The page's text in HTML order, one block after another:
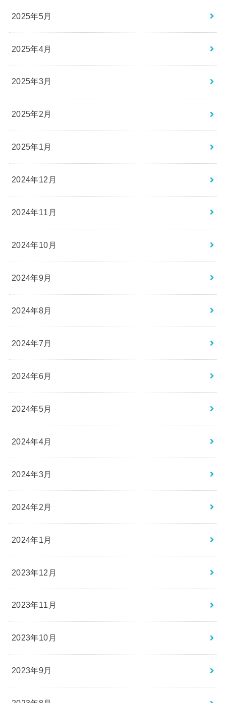
2025年5月
2025年4月
2025年3月
2025年2月
2025年1月
2024年12月
2024年11月
2024年10月
2024年9月
2024年8月
2024年7月
2024年6月
2024年5月
2024年4月
2024年3月
2024年2月
2024年1月
2023年12月
2023年11月
2023年10月
2023年9月